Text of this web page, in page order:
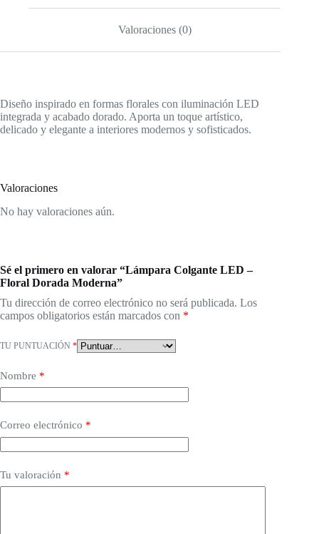
Valoraciones (0)
Diseño inspirado en formas florales con iluminación LED
integrada y acabado dorado. Aporta un toque artístico,
delicado y elegante a interiores modernos y sofisticados.
Valoraciones
No hay valoraciones aún.
Sé el primero en valorar “Lámpara Colgante LED –
Floral Dorada Moderna”
Tu dirección de correo electrónico no será publicada. Los
campos obligatorios están marcados con *
TU PUNTUACIÓN *
Nombre *
Correo electrónico *
Tu valoración *